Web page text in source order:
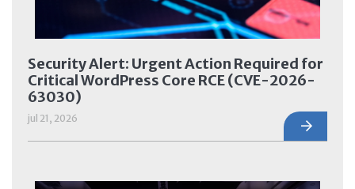
Security Alert: Urgent Action Required for
Critical WordPress Core RCE (CVE-2026-
63030)
jul 21, 2026